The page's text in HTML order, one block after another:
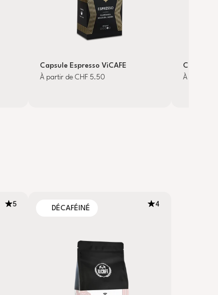
Capsule Espresso ViCAFE
À partir de CHF 5.50
Capsule
À partir de
5
DÉCAFÉINÉ
4